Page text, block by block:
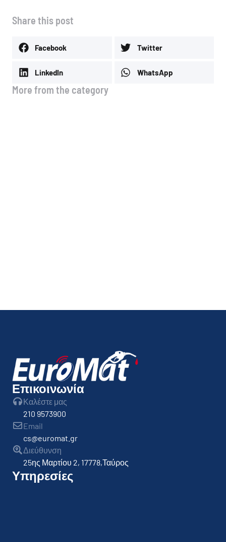
Share this post
Facebook Twitter
LinkedIn WhatsApp
More from the category
Επικοινωνία
Καλέστε μας
210 9573900
Email
cs@euromat.gr
Διεύθυνση
25ης Μαρτίου 2, 17778,Ταύρος
Υπηρεσίες